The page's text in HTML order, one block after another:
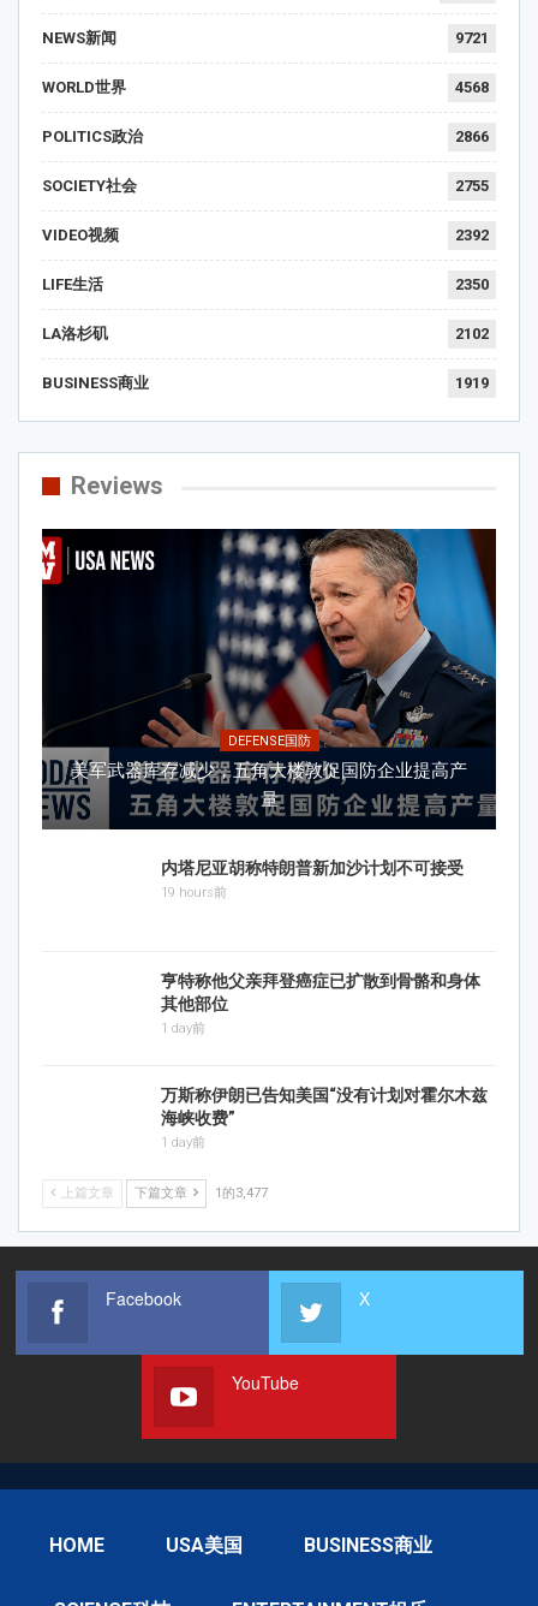
NEWS新闻 9721
WORLD世界 4568
POLITICS政治 2866
SOCIETY社会 2755
VIDEO视频 2392
LIFE生活 2350
LA洛杉矶 2102
BUSINESS商业 1919
Reviews
DEFENSE国防
美军武器库存减少，五角大楼敦促国防企业提高产
量
内塔尼亚胡称特朗普新加沙计划不可接受
19 hours前
亨特称他父亲拜登癌症已扩散到骨骼和身体
其他部位
1 day前
万斯称伊朗已告知美国“没有计划对霍尔木兹
海峡收费”
1 day前
上篇文章 下篇文章 1的3,477
Facebook X
YouTube
HOME USA美国 BUSINESS商业